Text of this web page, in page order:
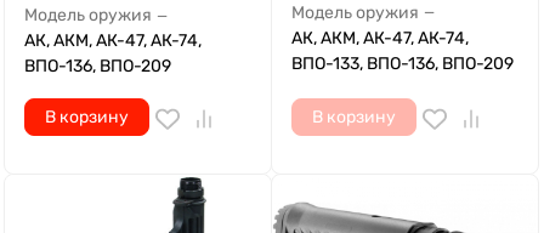
Модель оружия —
АК, АКМ, АК-47, АК-74,
ВПО-136, ВПО-209
В корзину
Модель оружия —
АК, АКМ, АК-47, АК-74,
ВПО-133, ВПО-136, ВПО-209
В корзину